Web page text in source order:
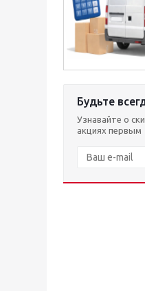
Будьте
Узнавайте о
акциях первым